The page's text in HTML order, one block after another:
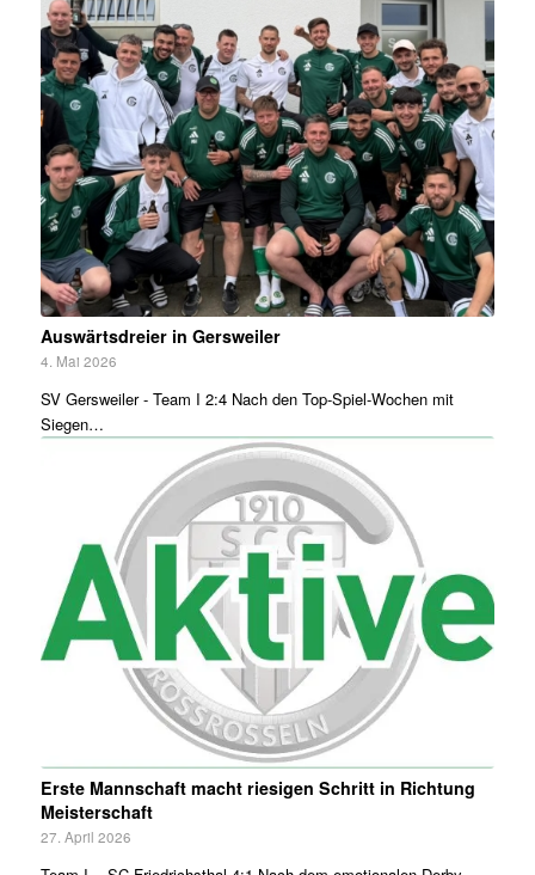
Auswärtsdreier in Gersweiler
4. Mai 2026
SV Gersweiler - Team I 2:4 Nach den Top-Spiel-Wochen mit
Siegen…
Erste Mannschaft macht riesigen Schritt in Richtung
Meisterschaft
27. April 2026